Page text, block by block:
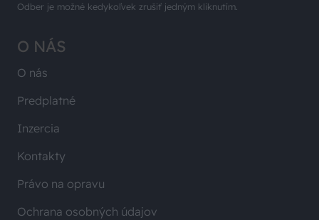
O NÁS
O nás
Predplatné
Inzercia
Kontakty
Právo na opravu
Ochrana osobných údajov
Odber je možné kedykoľvek zrušiť jedným kliknutím.